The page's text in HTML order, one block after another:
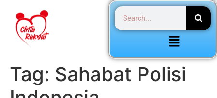
Tag: Sahabat Polisi